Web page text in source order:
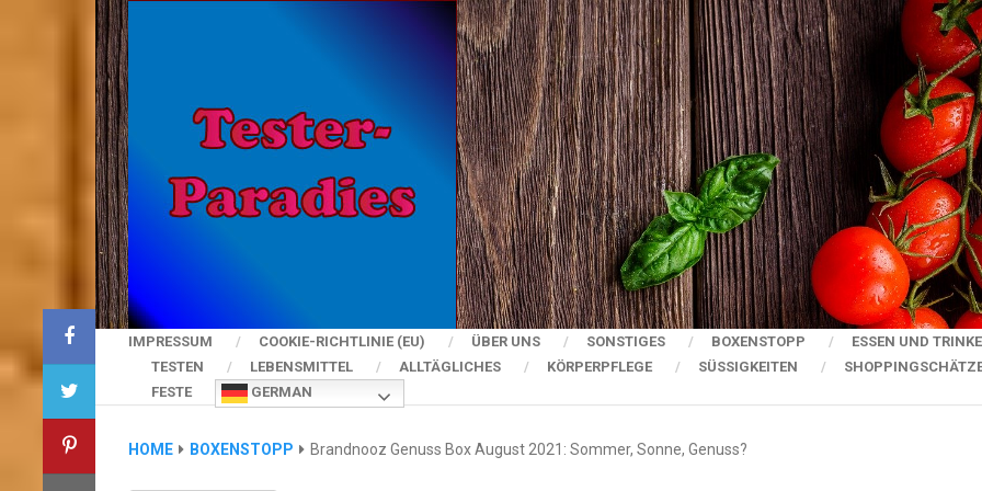
IMPRESSUM COOKIE-RICHTLINIE (EU) ÜBER UNS SONSTIGES BOXENSTOPP
ESSEN UND
TESTEN
LEBENSMITTEL ALLTÄGLICHES KÖRPERPFLEGE SÜSSIGKEITEN
FESTE
GERMAN
HOME BOXENSTOPP Brandnooz Genuss Box August 2021: Sommer, Sonne, Genuss?